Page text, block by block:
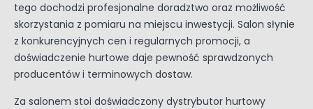
tego dochodzi profesjonalne doradztwo oraz możliwość
skorzystania z pomiaru na miejscu inwestycji. Salon słynie
z konkurencyjnych cen i regularnych promocji, a
doświadczenie hurtowe daje pewność sprawdzonych
producentów i terminowych dostaw.
Za salonem stoi doświadczony dystrybutor hurtowy